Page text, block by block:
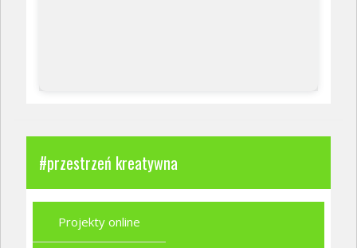
#przestrzeń kreatywna
Projekty online